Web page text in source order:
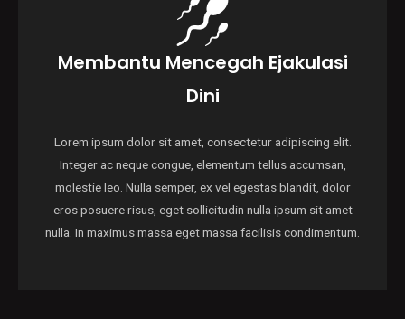
Membantu Mencegah Ejakulasi
Dini
Lorem ipsum dolor sit amet, consectetur adipiscing elit.
Integer ac neque congue, elementum tellus accumsan,
molestie leo. Nulla semper, ex vel egestas blandit, dolor
eros posuere risus, eget sollicitudin nulla ipsum sit amet
nulla. In maximus massa eget massa facilisis condimentum.